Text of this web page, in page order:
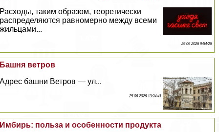
Расходы, таким образом, теоретически
распределяются равномерно между всеми
жильцами...
26 06 2026 9:54:26
Башня ветров
Адрес башни Ветров — ул...
25 06 2026 10:24:41
Имбирь: польза и особенности продукта